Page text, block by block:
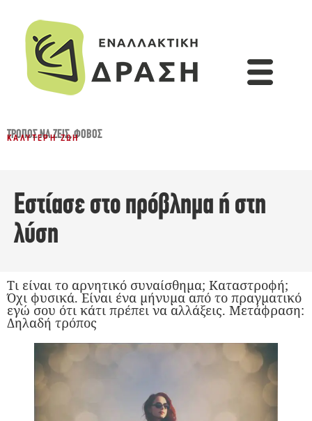
ΤΡΌΠΟΣ ΝΑ ΖΕΙΣ,ΦΌΒΟΣ
ΚΑΛΎΤΕΡΗ ΖΩΉ
Εστίασε στο πρόβλημα ή στη
λύση
Τι είναι το αρνητικό συναίσθημα; Καταστροφή;
Όχι φυσικά. Είναι ένα μήνυμα από το πραγματικό
εγώ σου ότι κάτι πρέπει να αλλάξεις. Μετάφραση:
Δηλαδή τρόπος